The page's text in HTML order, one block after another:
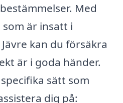
Med
är insatt i
kan du försäkra
är i goda händer.
sätt som
dig på: